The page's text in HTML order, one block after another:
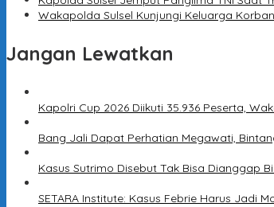
Wakapolda Sulsel Kunjungi Keluarga
Jangan Lewatkan
Kapolri Cup 2026 Diikuti 35.936 Peserta,
Bang Jali Dapat Perhatian Megawati,
Kasus Sutrimo Disebut Tak Bisa Dianggap
SETARA Institute: Kasus Febrie Harus Jadi